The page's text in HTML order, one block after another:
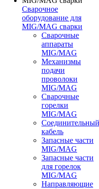
Сварочное
оборудование для
MIG/MAG сварки
Сварочные
аппараты
MIG/MAG
Механизмы
подачи
проволоки
MIG/MAG
Сварочные
горелки
MIG/MAG
Соединительный
кабель
Запасные части
MIG/MAG
Запасные части
для горелок
MIG/MAG
Направляющие